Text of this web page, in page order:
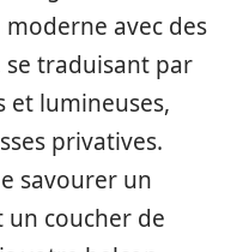
avec des
se traduisant par
et lumineuses,
privatives.
savourer un
coucher de